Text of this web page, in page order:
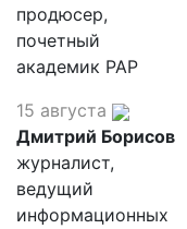
продюсер,
почетный
академик РАР
15 августа
Дмитрий Борисов
журналист,
ведущий
информационных